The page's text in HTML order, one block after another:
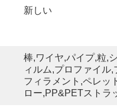
新しい
棒,ワイヤ,パイプ,粒,
ィルム,プロファイル,
フィラメント,ペレッ
ロー,PP&PETストラ